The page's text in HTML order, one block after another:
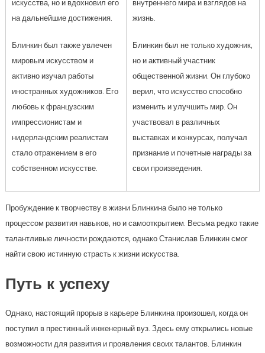
искусства, но и вдохновил его
на дальнейшие достижения.
Блинкин был также увлечен
мировым искусством и
активно изучал работы
иностранных художников. Его
любовь к французским
импрессионистам и
нидерландским реалистам
стало отражением в его
собственном искусстве.
внутреннего мира и взглядов на
жизнь.
Блинкин был не только художник,
но и активный участник
общественной жизни. Он глубоко
верил, что искусство способно
изменить и улучшить мир. Он
участвовал в различных
выставках и конкурсах, получал
признание и почетные награды за
свои произведения.
Пробуждение к творчеству в жизни Блинкина было не только
процессом развития навыков, но и самооткрытием. Весьма редко такие
талантливые личности рождаются, однако Станислав Блинкин смог
найти свою истинную страсть к жизни искусства.
Путь к успеху
Однако, настоящий прорыв в карьере Блинкина произошел, когда он
поступил в престижный инженерный вуз. Здесь ему открылись новые
возможности для развития и проявления своих талантов. Блинкин